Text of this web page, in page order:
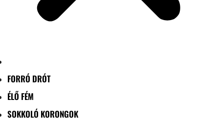
FORRÓ DRÓT
ÉLŐ FÉM
SOKKOLÓ KORONGOK